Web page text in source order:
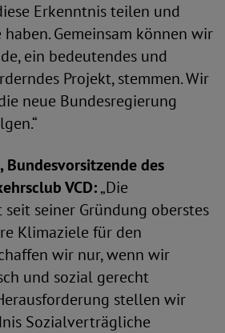
Erkenntnis teilen und
Gemeinsam können wir
ein bedeutendes und
Projekt, stemmen. Wir
neue Bundesregierung
Bundesvorsitzende des
VCD:„Die
seit seiner Gründung oberstes
Klimaziele für den
wir nur, wenn wir
und sozial gerecht
stellen wir
Sozialverträgliche